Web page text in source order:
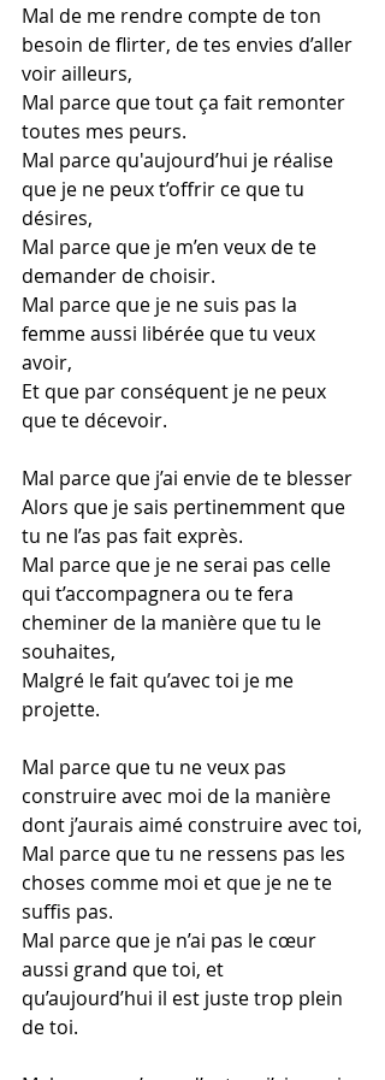
Mal de me rendre compte de ton
besoin de flirter, de tes envies d’aller
voir ailleurs,
Mal parce que tout ça fait remonter
toutes mes peurs.
Mal parce qu'aujourd’hui je réalise
que je ne peux t’offrir ce que tu
désires,
Mal parce que je m’en veux de te
demander de choisir.
Mal parce que je ne suis pas la
femme aussi libérée que tu veux
avoir,
Et que par conséquent je ne peux
que te décevoir.
Mal parce que j’ai envie de te blesser
Alors que je sais pertinemment que
tu ne l’as pas fait exprès.
Mal parce que je ne serai pas celle
qui t’accompagnera ou te fera
cheminer de la manière que tu le
souhaites,
Malgré le fait qu’avec toi je me
projette.
Mal parce que tu ne veux pas
construire avec moi de la manière
dont j’aurais aimé construire avec toi,
Mal parce que tu ne ressens pas les
choses comme moi et que je ne te
suffis pas.
Mal parce que je n’ai pas le cœur
aussi grand que toi, et
qu’aujourd’hui il est juste trop plein
de toi.